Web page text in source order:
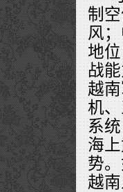
制
风
地
战
越
机
系
海
势
越